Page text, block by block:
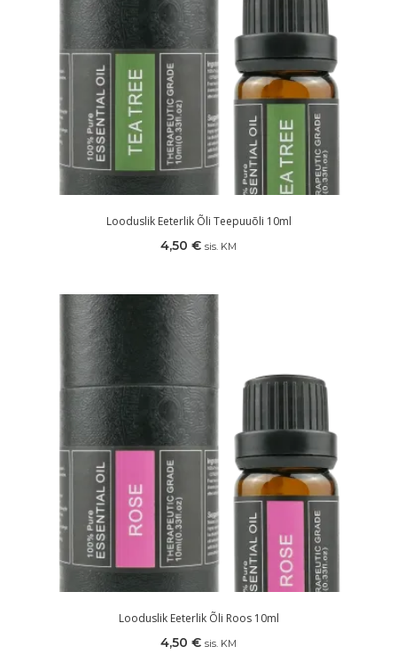
Looduslik Eeterlik Õli Teepuuõli 10ml
4,50 € sis. KM
Looduslik Eeterlik Õli Roos 10ml
4,50 € sis. KM